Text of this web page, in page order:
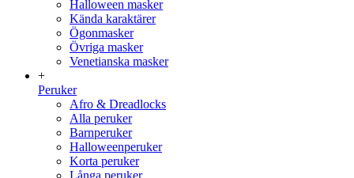
Halloween masker
Kända karaktärer
Ögonmasker
Övriga masker
Venetianska masker
+
Peruker
Afro & Dreadlocks
Alla peruker
Barnperuker
Halloweenperuker
Korta peruker
Långa peruker